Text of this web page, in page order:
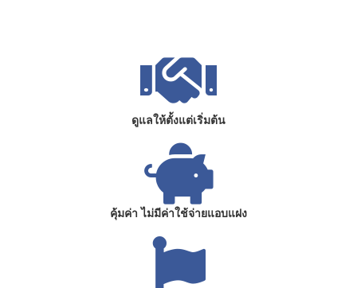
ดูแลให้ตั้งแต่เริ่มต้น
คุ้มค่า ไม่มีค่าใช้จ่ายแอบแฝง